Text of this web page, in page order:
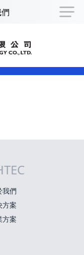
跳到頁尾
指南
我們
方案
方案